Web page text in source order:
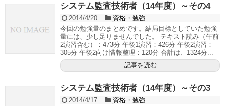
システム監査技術者（14年度）～その4
2014/4/20
資格・勉強
今回の勉強量のまとめです。結局目標としていた勉強
量には、少し足りませんでした。 テキスト読み（午前
2演習含む）：473分 午後1演習：426分 午後2演習：
305分 午後2向け情報整理：120分 合計は、1324分...
記事を読む
システム監査技術者（14年度）～その3
2014/4/17
資格・勉強